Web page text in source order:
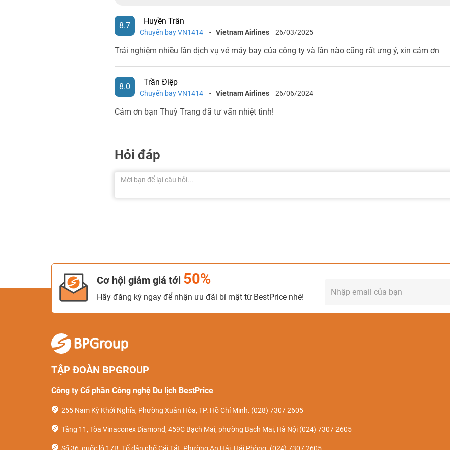
8.7 Huyền Trân
Chuyến bay VN1414 - Vietnam Airlines 26/03/2025
Trải nghiệm nhiều lần dịch vụ vé máy bay của công ty và lần nào cũng rất ưng ý, xin cảm ơn
8.0 Trần Điệp
Chuyến bay VN1414 - Vietnam Airlines 26/06/2024
Cảm ơn bạn Thuỳ Trang đã tư vấn nhiệt tình!
Hỏi đáp
Cơ hội giảm giá tới 50%
Hãy đăng ký ngay để nhận ưu đãi bí mật từ BestPrice nhé!
TẬP ĐOÀN BPGROUP
Công ty Cổ phần Công nghệ Du lịch BestPrice
255 Nam Kỳ Khởi Nghĩa, Phường Xuân Hòa, TP. Hồ Chí Minh. (028) 7307 2605
Tầng 11, Tòa Vinaconex Diamond, 459C Bạch Mai, phường Bạch Mai, Hà Nội (024) 7307 2605